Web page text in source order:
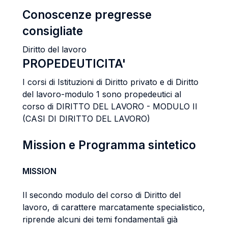
Conoscenze pregresse
consigliate
Diritto del lavoro
PROPEDEUTICITA'
I corsi di Istituzioni di Diritto privato e di Diritto
del lavoro-modulo 1 sono propedeutici al
corso di DIRITTO DEL LAVORO - MODULO II
(CASI DI DIRITTO DEL LAVORO)
Mission e Programma sintetico
MISSION
Il secondo modulo del corso di Diritto del
lavoro, di carattere marcatamente specialistico,
riprende alcuni dei temi fondamentali già